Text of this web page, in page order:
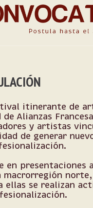
itinerante de
Alianzas
y artistas
de generar
en presentaciones
macrorregión
se realizan